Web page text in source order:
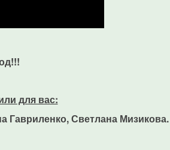
для вас:
Гавриленко, Светлана Мизикова.